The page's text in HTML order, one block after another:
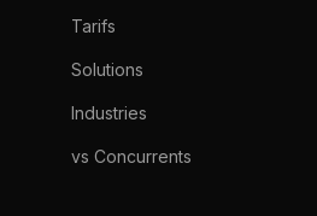
Tarifs
Solutions
Industries
vs Concurrents